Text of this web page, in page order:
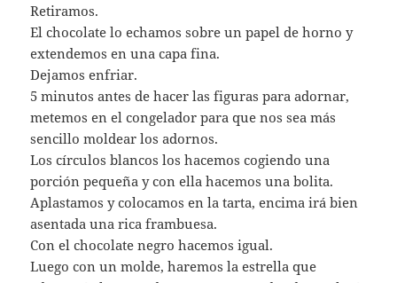
Retiramos.
El chocolate lo echamos sobre un papel de horno y
extendemos en una capa fina.
Dejamos enfriar.
5 minutos antes de hacer las figuras para adornar,
metemos en el congelador para que nos sea más
sencillo moldear los adornos.
Los círculos blancos los hacemos cogiendo una
porción pequeña y con ella hacemos una bolita.
Aplastamos y colocamos en la tarta, encima irá bien
asentada una rica frambuesa.
Con el chocolate negro hacemos igual.
Luego con un molde, haremos la estrella que